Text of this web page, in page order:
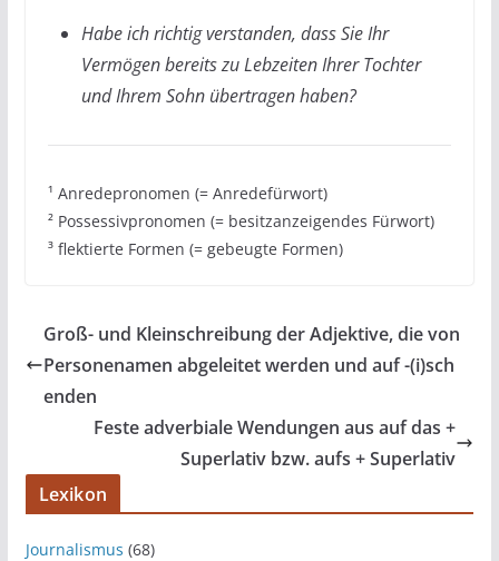
Habe ich richtig verstanden, dass Sie Ihr
Vermögen bereits zu Lebzeiten Ihrer Tochter
und Ihrem Sohn übertragen haben?
¹ Anredepronomen (= Anredefürwort)
² Possessivpronomen (= besitzanzeigendes Fürwort)
³ flektierte Formen (= gebeugte Formen)
Groß- und Kleinschreibung der Adjektive, die von
Personenamen abgeleitet werden und auf -(i)sch
enden
Feste adverbiale Wendungen aus auf das +
Superlativ bzw. aufs + Superlativ
Lexikon
Journalismus (68)